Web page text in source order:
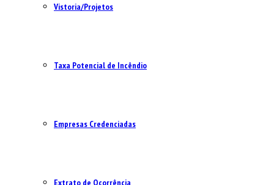
Vistoria/Projetos
Taxa Potencial de Incêndio
Empresas Credenciadas
Extrato de Ocorrência